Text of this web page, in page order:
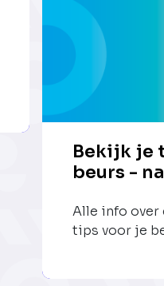
Bekijk je
beurs -
Alle info over
tips voor je